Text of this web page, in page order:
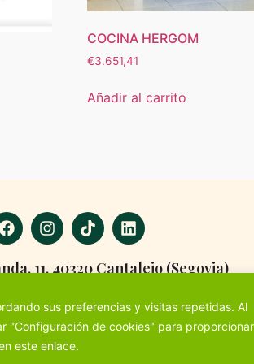
sus preferencias y visitas repetidas. Al
"Configuración de cookies" para
este enlace.
COCINA HERGOM
€3.651,41
Añadir al carrito
11, 40320 Cantalejo (Segovia)
S.L. | Todos los derechos reservados